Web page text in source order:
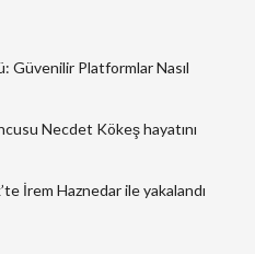
Güvenilir Platformlar Nasıl
Necdet Kökeş hayatını
İrem Haznedar ile yakalandı